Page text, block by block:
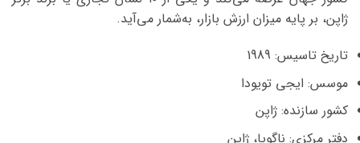
ژاپن، بر پایه میزان ارزش بازار، به‌شمار می‌آید.
تاریخ تاسیس: 1989
موسس: ایجی تویودا
کشور سازنده: ژاپن
دفتر مرکزی: ناگویا، ژاپن